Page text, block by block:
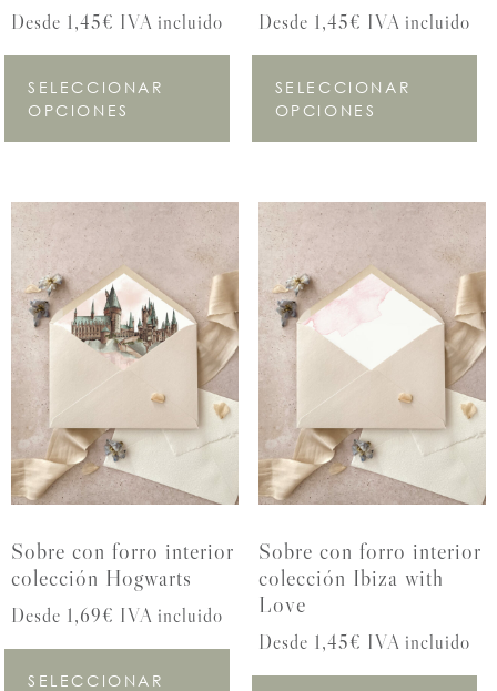
Desde 1,45€ IVA incluido
SELECCIONAR
OPCIONES
Desde 1,45€ IVA incluido
SELECCIONAR
OPCIONES
Sobre con forro interior
colección Hogwarts
Desde 1,69€ IVA incluido
SELECCIONAR
Sobre con forro interior
colección Ibiza with
Love
Desde 1,45€ IVA incluido